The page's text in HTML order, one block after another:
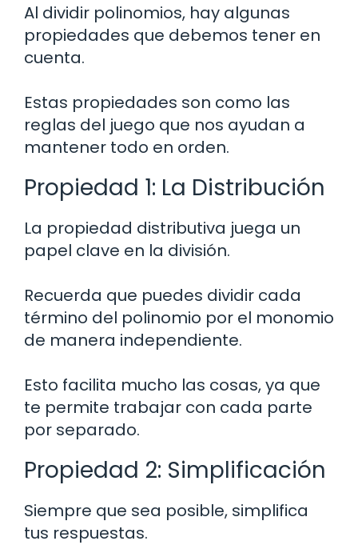
Al dividir polinomios, hay algunas
propiedades que debemos tener en
cuenta.
Estas propiedades son como las
reglas del juego que nos ayudan a
mantener todo en orden.
Propiedad 1: La Distribución
La propiedad distributiva juega un
papel clave en la división.
Recuerda que puedes dividir cada
término del polinomio por el monomio
de manera independiente.
Esto facilita mucho las cosas, ya que
te permite trabajar con cada parte
por separado.
Propiedad 2: Simplificación
Siempre que sea posible, simplifica
tus respuestas.